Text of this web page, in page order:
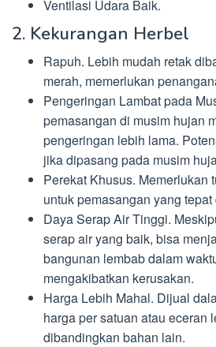
Ventilasi Udara Baik.
2. Kekurangan Herbel
Rapuh. Lebih mudah retak
merah, memerlukan
Pengeringan Lambat pada
pemasangan di musim hujan
pengeringan lebih lama.
jika dipasang pada musim
Perekat Khusus. Memerlukan
untuk pemasangan yang tepat
Daya Serap Air Tinggi.
serap air yang baik, bisa
bangunan lembab dalam
mengakibatkan kerusakan.
Harga Lebih Mahal. Dijual
harga per satuan atau eceran
dibandingkan bahan lain.